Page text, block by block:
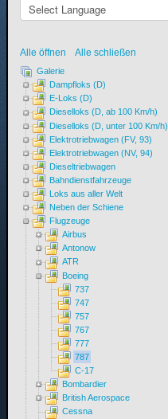
Alle öffnen Alle schließen
Galerie
Dampfloks (D)
E-Loks (D)
Dieselloks (D, ab 100 Km/h)
Dieselloks (D, unter 100 Km/h)
Elektrotriebwagen (FV, 93)
Elektrotriebwagen (NV, 94)
Dieseltriebwagen
Bahndienstfahrzeuge
Loks aus aller Welt
Neben der Schiene
Flugzeuge
Airbus
Antonow
ATR
Boeing
737
747
757
767
777
787
C-17
Bombardier
British Aerospace
Cessna